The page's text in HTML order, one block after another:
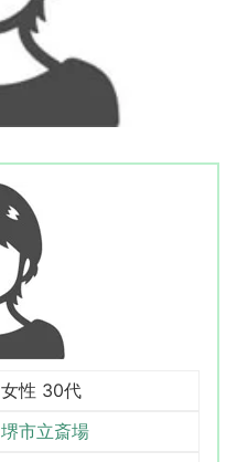
女性 30代
堺市立斎場